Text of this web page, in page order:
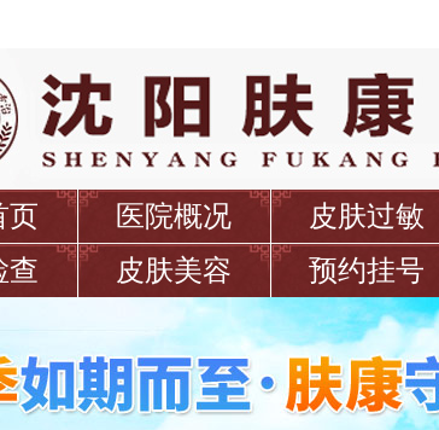
页 医院概况 皮肤过敏
查
皮肤美容 预约挂号